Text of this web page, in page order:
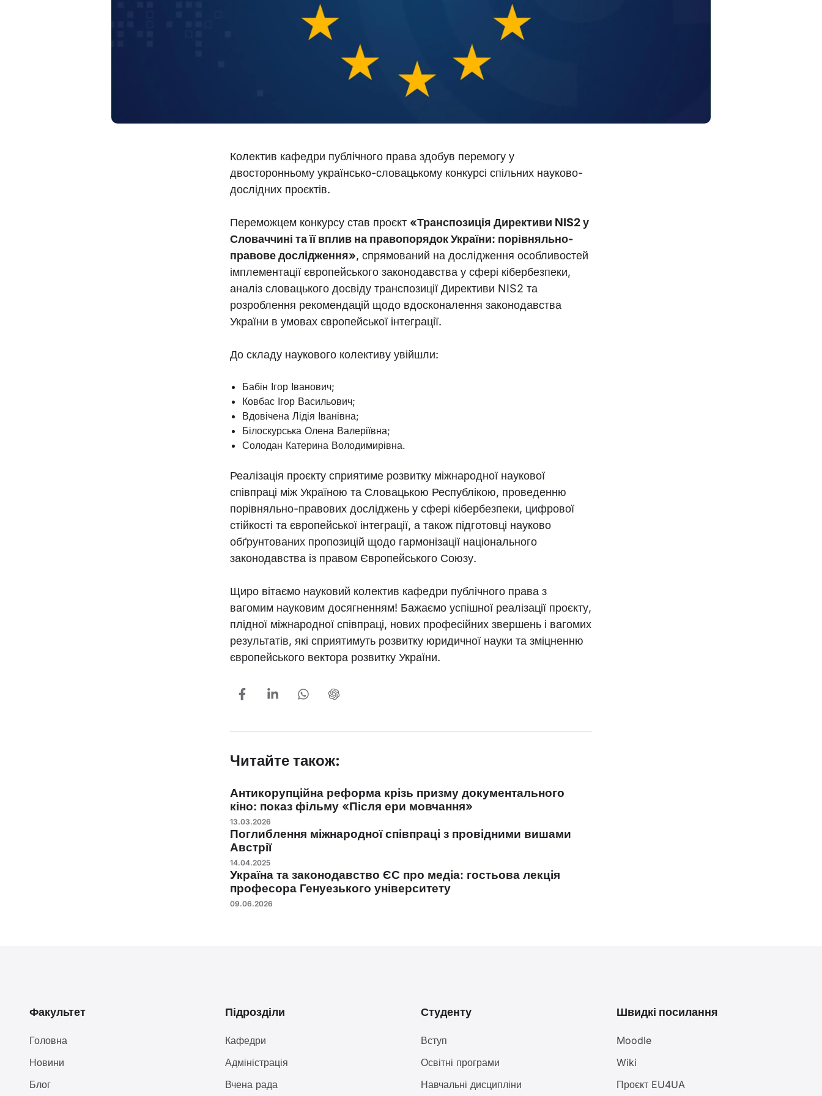
Колектив кафедри публічного права здобув перемогу у
двосторонньому українсько-словацькому конкурсі спільних науково-
дослідних проєктів.
Переможцем конкурсу став проєкт «Транспозиція Директиви NIS2 у
Словаччині та її вплив на правопорядок України: порівняльно-
правове дослідження», спрямований на дослідження особливостей
імплементації європейського законодавства у сфері кібербезпеки,
аналіз словацького досвіду транспозиції Директиви NIS2 та
розроблення рекомендацій щодо вдосконалення законодавства
України в умовах європейської інтеграції.
До складу наукового колективу увійшли:
Бабін Ігор Іванович;
Ковбас Ігор Васильович;
Вдовічена Лідія Іванівна;
Білоскурська Олена Валеріївна;
Солодан Катерина Володимирівна.
Реалізація проєкту сприятиме розвитку міжнародної наукової
співпраці між Україною та Словацькою Республікою, проведенню
порівняльно-правових досліджень у сфері кібербезпеки, цифрової
стійкості та європейської інтеграції, а також підготовці науково
обґрунтованих пропозицій щодо гармонізації національного
законодавства із правом Європейського Союзу.
Щиро вітаємо науковий колектив кафедри публічного права з
вагомим науковим досягненням! Бажаємо успішної реалізації проєкту,
плідної міжнародної співпраці, нових професійних звершень і вагомих
результатів, які сприятимуть розвитку юридичної науки та зміцненню
європейського вектора розвитку України.
Читайте також:
Антикорупційна реформа крізь призму документального
кіно: показ фільму «Після ери мовчання»
13.03.2026
Поглиблення міжнародної співпраці з провідними вишами
Австрії
14.04.2025
Україна та законодавство ЄС про медіа: гостьова лекція
професора Генуезького університету
09.06.2026
Факультет
Головна
Новини
Блог
Підрозділи
Кафедри
Адміністрація
Вчена рада
Студенту
Вступ
Освітні програми
Навчальні дисципліни
Швидкі посилання
Moodle
Wiki
Проєкт EU4UA